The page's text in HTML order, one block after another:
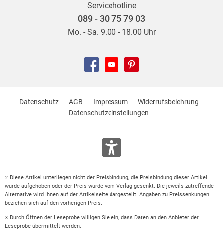
Servicehotline
089 - 30 75 79 03
Mo. - Sa. 9.00 - 18.00 Uhr
Datenschutz AGB Impressum
Widerrufsbelehrung
Datenschutzeinstellungen
2 Diese Artikel unterliegen nicht der Preisbindung, die Preisbindung dieser Artikel
wurde aufgehoben oder der Preis wurde vom Verlag gesenkt. Die jeweils zutreffende
Alternative wird Ihnen auf der Artikelseite dargestellt. Angaben zu Preissenkungen
beziehen sich auf den vorherigen Preis.
3 Durch Öffnen der Leseprobe willigen Sie ein, dass Daten an den Anbieter der
Leseprobe übermittelt werden.